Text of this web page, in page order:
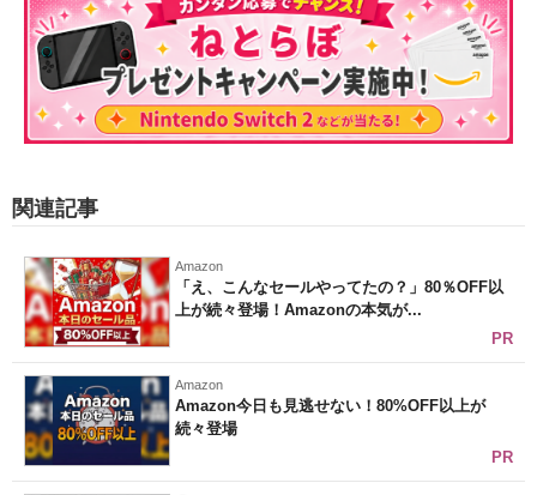
関連記事
Amazon
「え、こんなセールやってたの？」80％OFF以
上が続々登場！Amazonの本気が...
PR
Amazon
Amazon今日も見逃せない！80%OFF以上が
続々登場
PR